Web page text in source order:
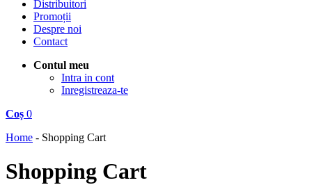
Distribuitori
Promoții
Despre noi
Contact
Contul meu
Intra in cont
Inregistreaza-te
Coș 0
Home - Shopping Cart
Shopping Cart